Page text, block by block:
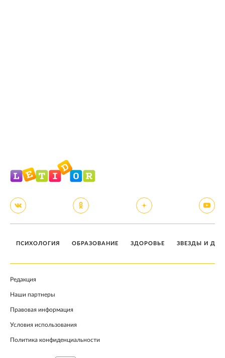
ПСИХОЛОГИЯ ОБРАЗОВАНИЕ ЗДОРОВЬЕ ЗВЕЗДЫ И
Редакция
Наши партнеры
Правовая информация
Условия использования
Политика конфиденциальности